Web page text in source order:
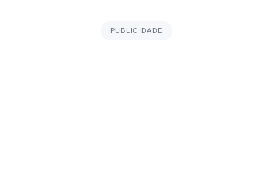
PUBLICIDADE